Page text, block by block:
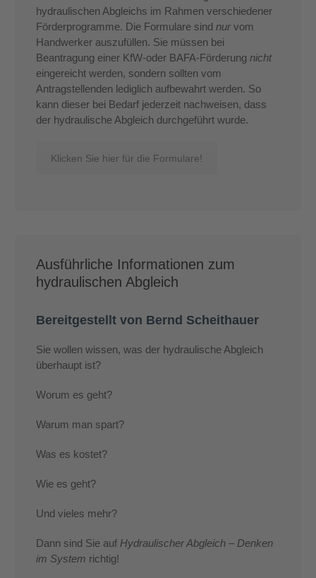
hydraulischen Abgleichs im Rahmen verschiedener
Förderprogramme. Die Formulare sindnur vom
Handwerker auszufüllen. Sie müssen bei
Beantragung einer KfW-oder BAFA-Förderungnicht
eingereicht werden, sondern sollten vom
Antragstellenden lediglich aufbewahrt werden. So
kann dieser bei Bedarf jederzeit nachweisen, dass
der hydraulische Abgleich durchgeführt wurde.
Klicken Sie hier für die Formulare!
Ausführliche Informationen zum
hydraulischen Abgleich
Bereitgestellt von Bernd Scheithauer
Sie wollen wissen, was der hydraulische Abgleich
überhaupt ist?
Worum es geht?
Warum man spart?
Was es kostet?
Wie es geht?
Und vieles mehr?
Dann sind Sie auf Hydraulischer Abgleich – Denken
im System richtig!